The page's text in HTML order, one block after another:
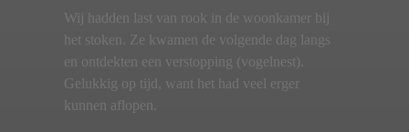
Wij hadden last van rook in de woonkamer bij
het stoken. Ze kwamen de volgende dag langs
en ontdekten een verstopping (vogelnest).
Gelukkig op tijd, want het had veel erger
kunnen aflopen.